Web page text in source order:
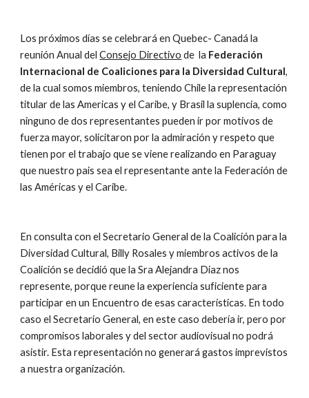
Los próximos días se celebrará en Quebec- Canadá la
reunión Anual del Consejo Directivo de  la Federación
Internacional de Coaliciones para la Diversidad Cultural,
de la cual somos miembros, teniendo Chile la representación
titular de las Americas y el Caribe, y Brasil la suplencia, como
ninguno de dos representantes pueden ir por motivos de
fuerza mayor, solicitaron por la admiración y respeto que
tienen por el trabajo que se viene realizando en Paraguay
que nuestro pais sea el representante ante la Federación de
las Américas y el Caribe.
En consulta con el Secretario General de la Coalición para la
Diversidad Cultural, Billy Rosales y miembros activos de la
Coalición se decidió que la Sra Alejandra Diaz nos
represente, porque reune la experiencia suficiente para
participar en un Encuentro de esas características. En todo
caso el Secretario General, en este caso debería ir, pero por
compromisos laborales y del sector audiovisual no podrá
asistir. Esta representación no generará gastos imprevistos
a nuestra organización.